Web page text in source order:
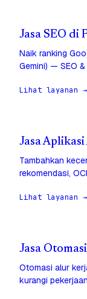
Jasa SEO di
Naik ranking
Gemini) — SEO &
Lihat layanan →
Jasa
Tambahkan
rekomendasi,
Lihat layanan →
Jasa
Otomasi alur
kurangi